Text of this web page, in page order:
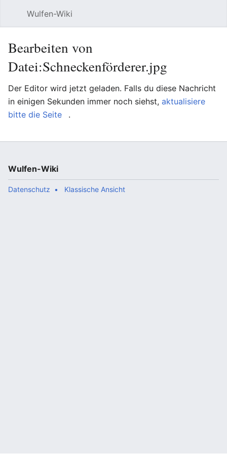
Wulfen-Wiki
Bearbeiten von
Datei:Schneckenförderer.jpg
Der Editor wird jetzt geladen. Falls du diese Nachricht
in einigen Sekunden immer noch siehst, aktualisiere
bitte die Seite
.
Wulfen-Wiki
Datenschutz Klassische Ansicht